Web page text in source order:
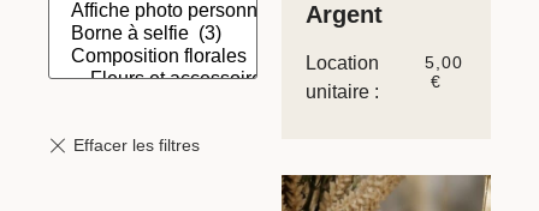
Argent
Location
unitaire :
5,00
€